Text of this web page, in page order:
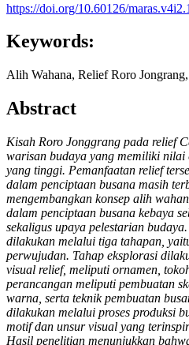
https://doi.org/10.60126/
Keywords:
Alih Wahana, Relief Roro
Abstract
Kisah Roro Jonggrang pada relief
warisan budaya yang memiliki nilai
yang tinggi. Pemanfaatan relief
dalam penciptaan busana masih
mengembangkan konsep alih
dalam penciptaan busana kebaya
sekaligus upaya pelestarian
dilakukan melalui tiga tahapan,
perwujudan. Tahap eksplorasi
visual relief, meliputi ornamen,
perancangan meliputi pembuatan
warna, serta teknik pembuatan
dilakukan melalui proses produksi
motif dan unsur visual yang
Hasil penelitian menunjukkan